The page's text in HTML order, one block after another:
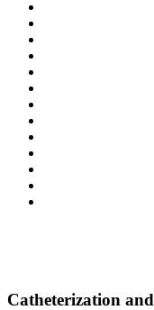
Catheterization